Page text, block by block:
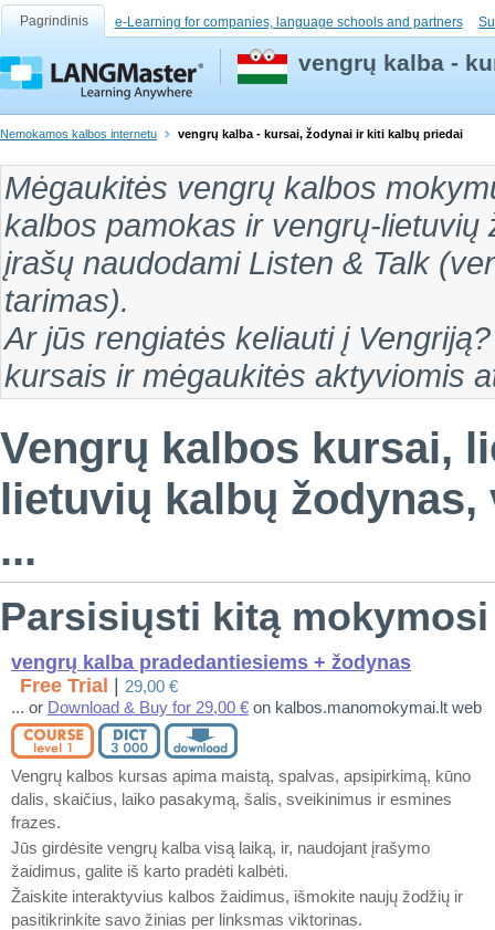
Pagrindinis e-Learning for companies, language schools and partners
vengrų kalba -
Nemokamos kalbos internetu vengrų kalba - kursai, žodynai ir kiti kalbų priedai
Mėgaukitės vengrų kalbos
kalbos pamokas ir vengrų-lietuvių
įrašų naudodami Listen & Talk (
tarimas).
Ar jūs rengiatės keliauti į Vengriją
kursais ir mėgaukitės aktyviomis
Vengrų kalbos kursai,
lietuvių kalbų
...
Parsisiųsti kitą mokymosi
vengrų kalba pradedantiesiems + žodynas
Free Trial
29,00 €
... or Download & Buy for 29,00 € on kalbos.manomokymai.lt web
Vengrų kalbos kursas apima maistą, spalvas, apsipirkimą, kūno
dalis, skaičius, laiko pasakymą, šalis, sveikinimus ir esmines
frazes.
Jūs girdėsite vengrų kalba visą laiką, ir, naudojant įrašymo
žaidimus, galite iš karto pradėti kalbėti.
Žaiskite interaktyvius kalbos žaidimus, išmokite naujų žodžių ir
pasitikrinkite savo žinias per linksmas viktorinas.